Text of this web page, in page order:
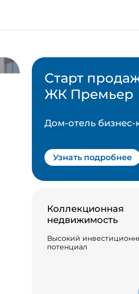
Подробнее
Старт
ЖК Премьер
Дом-отель бизнес-
Узнать подробнее
Коллекционная
недвижимость
Высокий
потенциал